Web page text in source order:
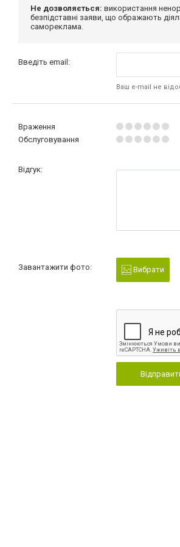
Не дозволяється: використання
безпідставні заяви, що ображають
самореклама.
Введіть email:
Ваш e-mail не
Враження
Обслуговування
Відгук:
Завантажити фото: Вибрати